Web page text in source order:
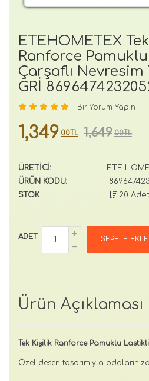
ETEHOMETEX
Ranforce
Çarşaflı Nevresim
GRİ
Bir Yorum Yapın
1,349 00TL 1,649 00TL
ÜRETİCİ:
ETE
ÜRÜN KODU:
STOK
20 Adet
ADET
Ürün Açıklaması
Tek Kişilik Ranforce Pamuklu Lastikli
Özel desen tasarımıyla